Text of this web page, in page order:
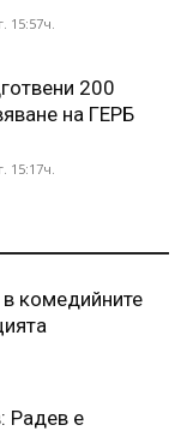
15:57ч.
200
на ГЕРБ
15:17ч.
комедийните
Радев е